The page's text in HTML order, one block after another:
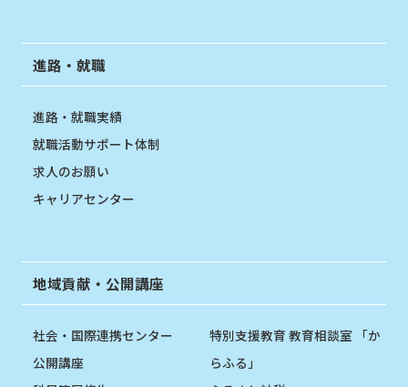
進路・就職
進路・就職実績
就職活動サポート体制
求人のお願い
キャリアセンター
地域貢献・公開講座
社会・国際連携センター
公開講座
特別支援教育 教育相談室 「か
らふる」